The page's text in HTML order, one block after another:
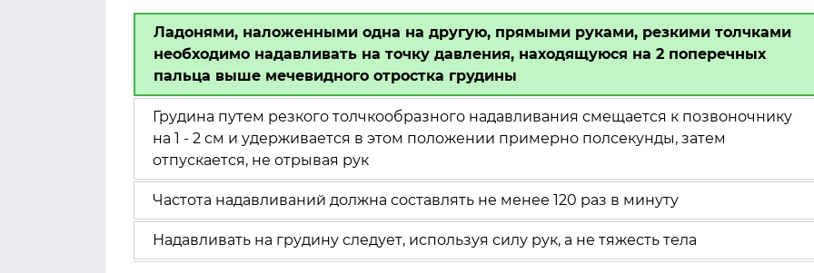
Ладонями, наложенными одна на другую, прямыми руками, резкими толчками
необходимо надавливать на точку давления, находящуюся на 2 поперечных
пальца выше мечевидного отростка грудины
Грудина путем резкого толчкообразного надавливания смещается к позвоночнику
на 1 - 2 см и удерживается в этом положении примерно полсекунды, затем
отпускается, не отрывая рук
Частота надавливаний должна составлять не менее 120 раз в минуту
Надавливать на грудину следует, используя силу рук, а не тяжесть тела